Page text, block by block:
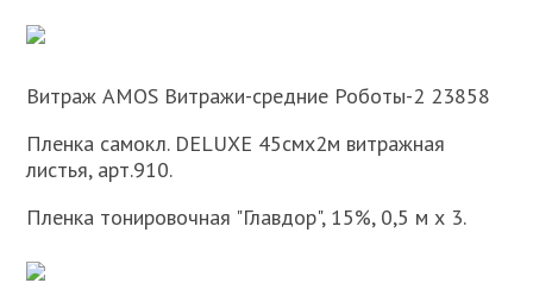
Витраж AMOS Витражи-средние Роботы-2 23858
Пленка самокл. DELUXE 45смх2м витражная
листья, арт.910.
Пленка тонировочная "Главдор", 15%, 0,5 м х 3.